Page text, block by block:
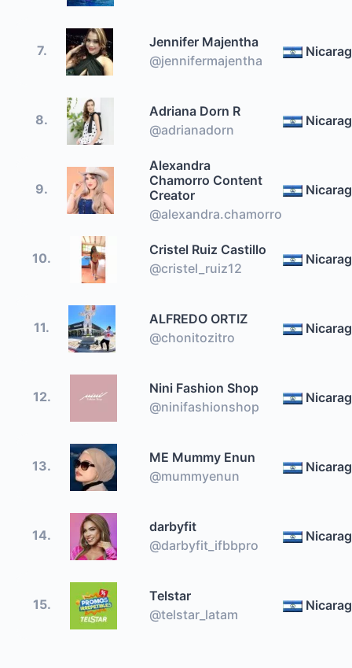
7.
Jennifer Majentha
@jennifermajentha
8.
Adriana Dorn R
@adrianadorn
9.
Alexandra
Chamorro Content
Creator
@alexandra.chamorro
10.
Cristel Ruiz Castillo
@cristel_ruiz12
11.
ALFREDO ORTIZ
@chonitozitro
12.
Nini Fashion Shop
@ninifashionshop
13.
ME Mummy Enun
@mummyenun
14.
darbyfit
@darbyfit_ifbbpro
15.
Telstar
@telstar_latam